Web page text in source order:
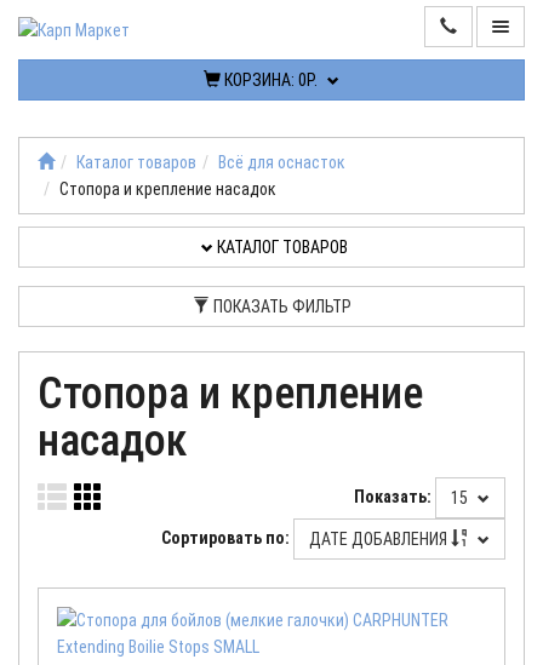
КОРЗИНА: 0Р.
КОНТАКТЫ
КАТАЛОГ
ТОВАРОВ
ПОСТУПЛЕНИЯ
КАБИНЕТ
Каталог товаров
Всё для оснасток
Стопора и крепление насадок
КАТАЛОГ ТОВАРОВ
ПОКАЗАТЬ ФИЛЬТР
Стопора и крепление
насадок
Показать: 15
Сортировать по: ДАТЕ ДОБАВЛЕНИЯ